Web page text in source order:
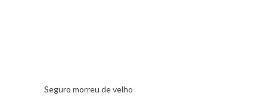
Seguro morreu de velho